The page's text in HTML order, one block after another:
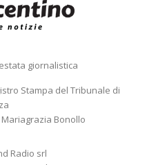
giornalistica
Stampa del Tribunale di
Bonollo
Radio srl